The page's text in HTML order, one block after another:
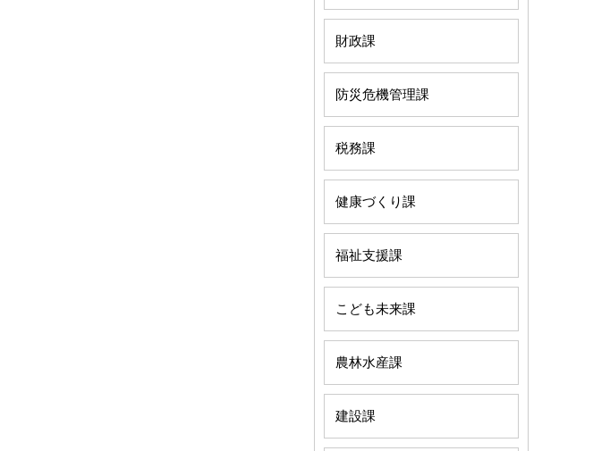
財政課
防災危機管理課
税務課
健康づくり課
福祉支援課
こども未来課
農林水産課
建設課